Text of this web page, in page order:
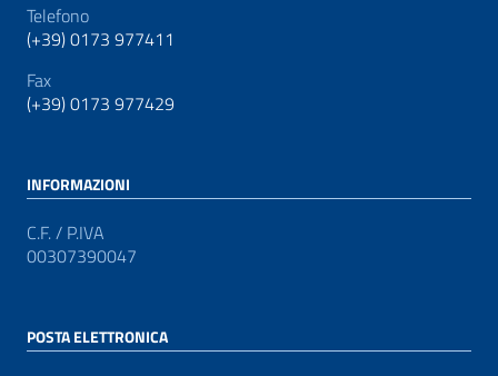
Telefono
(+39) 0173 977411
Fax
(+39) 0173 977429
INFORMAZIONI
C.F. / P.IVA
00307390047
POSTA ELETTRONICA